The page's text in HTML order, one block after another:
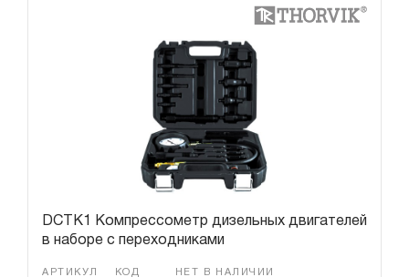
DCTK1 Компрессометр дизельных двигателей
в наборе с переходниками
АРТИКУЛ КОД НЕТ В НАЛИЧИИ